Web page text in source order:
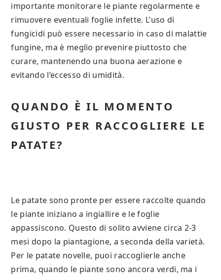
importante monitorare le piante regolarmente e
rimuovere eventuali foglie infette. L’uso di
fungicidi può essere necessario in caso di malattie
fungine, ma è meglio prevenire piuttosto che
curare, mantenendo una buona aerazione e
evitando l’eccesso di umidità.
QUANDO È IL MOMENTO
GIUSTO PER RACCOGLIERE LE
PATATE?
Le patate sono pronte per essere raccolte quando
le piante iniziano a ingiallire e le foglie
appassiscono. Questo di solito avviene circa 2-3
mesi dopo la piantagione, a seconda della varietà.
Per le patate novelle, puoi raccoglierle anche
prima, quando le piante sono ancora verdi, ma i